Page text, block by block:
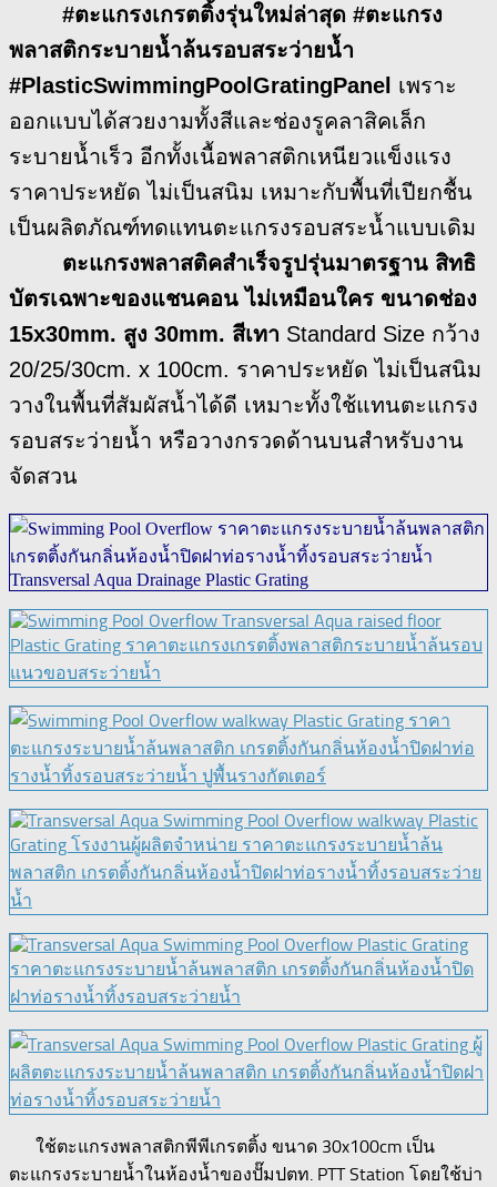
#ตะแกรงเกรตติ้งรุ่นใหม่ล่าสุด #ตะแกรง
พลาสติกระบายน้ำล้นรอบสระว่ายน้ำ
#PlasticSwimmingPoolGratingPanel เพราะ
ออกแบบได้สวยงามทั้งสีและช่องรูคลาสิคเล็ก
ระบายน้ำเร็ว อีกทั้งเนื้อพลาสติกเหนียวแข็งแรง
ราคาประหยัด ไม่เป็นสนิม เหมาะกับพื้นที่เปียกชื้น
เป็นผลิตภัณฑ์ทดแทนตะแกรงรอบสระน้ำแบบเดิม
ตะแกรงพลาสติคสำเร็จรูปรุ่นมาตรฐาน สิทธิ
บัตรเฉพาะของแชนคอน ไม่เหมือนใคร ขนาดช่อง
15x30mm. สูง 30mm. สีเทา Standard Size กว้าง
20/25/30cm. x 100cm. ราคาประหยัด ไม่เป็นสนิม
วางในพื้นที่สัมผัสน้ำได้ดี เหมาะทั้งใช้แทนตะแกรง
รอบสระว่ายน้ำ หรือวางกรวดด้านบนสำหรับงาน
จัดสวน
ใช้ตะแกรงพลาสติกพีพีเกรตติ้ง ขนาด 30x100cm เป็น
ตะแกรงระบายน้ำในห้องน้ำของปั๊มปตท. PTT Station โดยใช้บ่า